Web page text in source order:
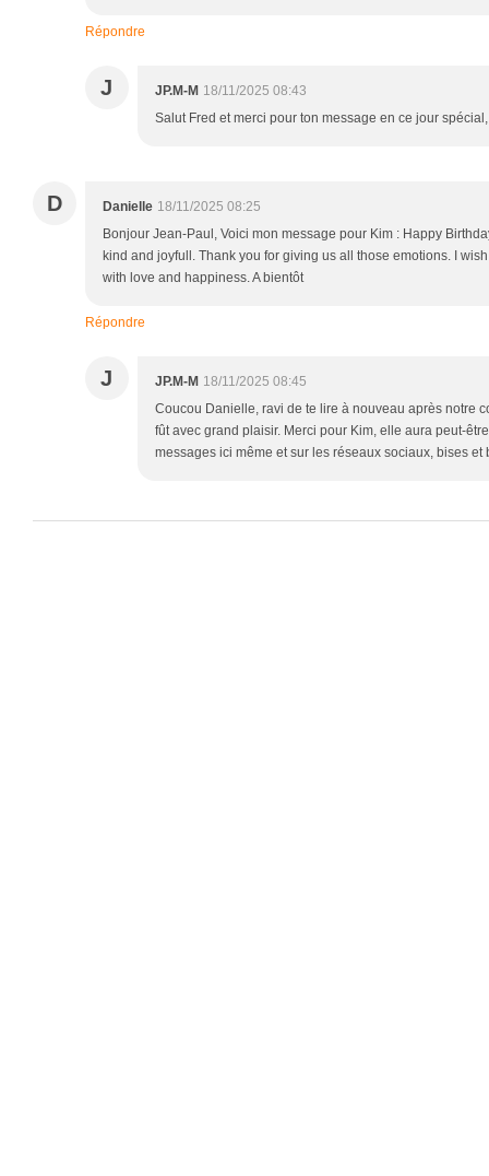
Répondre
J JP.M-M 18/11/2025 08:43
Salut Fred et merci pour ton message en ce jour
D Danielle 18/11/2025 08:25
Bonjour Jean-Paul, Voici mon message pour Kim : Happy
kind and joyfull. Thank you for giving us all those emotions. I
with love and happiness. A bientôt
Répondre
J JP.M-M 18/11/2025 08:45
Coucou Danielle, ravi de te lire à nouveau après notre
fût avec grand plaisir. Merci pour Kim, elle aura peut-
messages ici même et sur les réseaux sociaux, bises et